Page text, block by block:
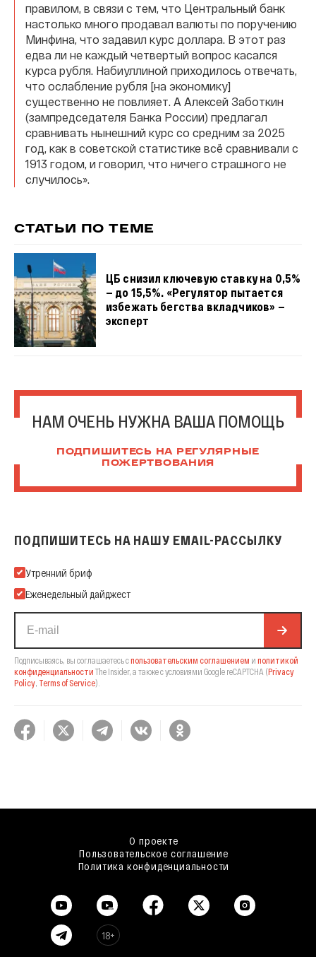
правилом, в связи с тем, что Центральный банк
настолько много продавал валюты по поручению
Минфина, что задавил курс доллара. В этот раз
едва ли не каждый четвертый вопрос касался
курса рубля. Набиуллиной приходилось отвечать,
что ослабление рубля [на экономику]
существенно не повлияет. А Алексей Заботкин
(зампредседателя Банка России) предлагал
сравнивать нынешний курс со средним за 2025
год, как в советской статистике всё сравнивали с
1913 годом, и говорил, что ничего страшного не
случилось».
СТАТЬИ ПО ТЕМЕ
ЦБ снизил ключевую ставку на 0,5%
— до 15,5%. «Регулятор пытается
избежать бегства вкладчиков» —
эксперт
НАМ ОЧЕНЬ НУЖНА ВАША ПОМОЩЬ
ПОДПИШИТЕСЬ НА РЕГУЛЯРНЫЕ
ПОЖЕРТВОВАНИЯ
ПОДПИШИТЕСЬ НА НАШУ EMAIL-РАССЫЛКУ
Подпишитесь на нашу Email-рассылку
Утренний бриф
Еженедельный дайджест
Подписываясь, вы соглашаетесь спользовательским соглашением и политикой
конфиденциальности The Insider, а также с условиями Google reCAPTCHA (Privacy
Policy, Terms of Service).
О проекте
Пользовательское соглашение
Политика конфиденциальности
18+